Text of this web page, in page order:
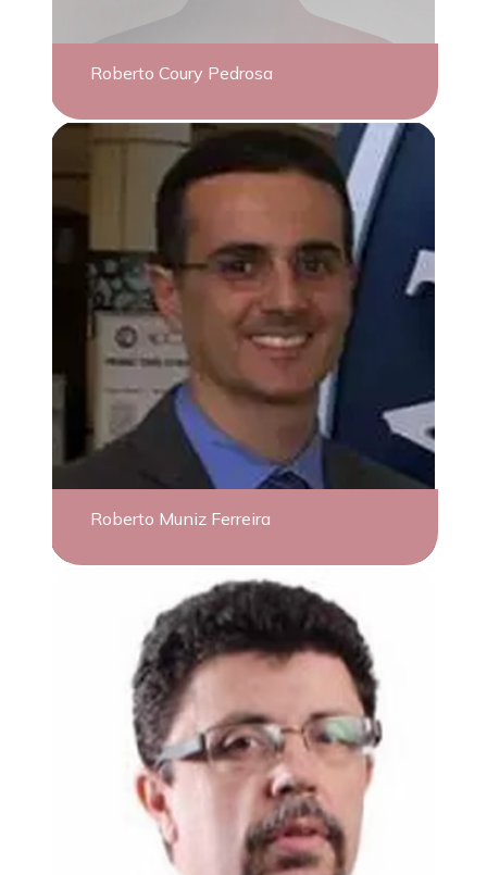
Roberto Coury Pedrosa
Roberto Muniz Ferreira